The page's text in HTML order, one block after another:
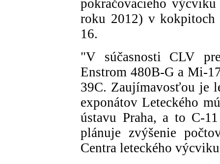
pokračovacieho
roku 2012) v
16.
"V súčasnosti CLV
Enstrom 480B-G a Mi-
39C. Zaujímavosťou je
exponátov Leteckého
ústavu Praha, a to C-
plánuje zvýšenie
Centra leteckého